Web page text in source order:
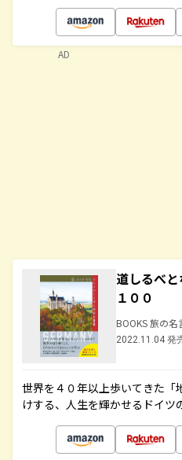
道しるべ
１００
BOOKS 旅の名
2022.11.04 発
世界を４０年以上歩いてきた「
けする、人生を輝かせるドイツ
AD